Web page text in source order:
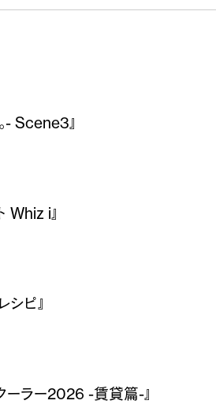
- Scene3』
Whiz i』
シピ』
ーラー2026 -賃貸篇-』